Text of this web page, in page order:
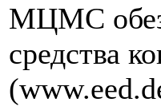
МЦМС
средства